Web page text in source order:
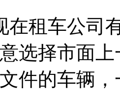
在租车公司
选择市面
件的车辆